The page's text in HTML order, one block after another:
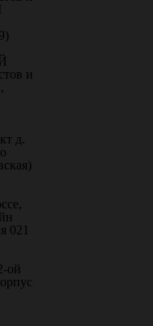
и
д.
021
ой